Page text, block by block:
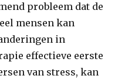
probleem dat de
mensen kan
in
effectieve eerste
van stress, kan